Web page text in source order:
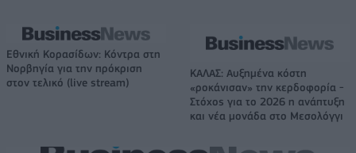
Εθνική Κορασίδων: Κόντρα στη
Νορβηγία για την πρόκριση
στον τελικό (live stream)
ΚΑΛΑΣ: Αυξημένα κόστη
«ροκάνισαν» την κερδοφορία -
Στόχος για το 2026 η ανάπτυξη
και νέα μονάδα στο Μεσολόγγι